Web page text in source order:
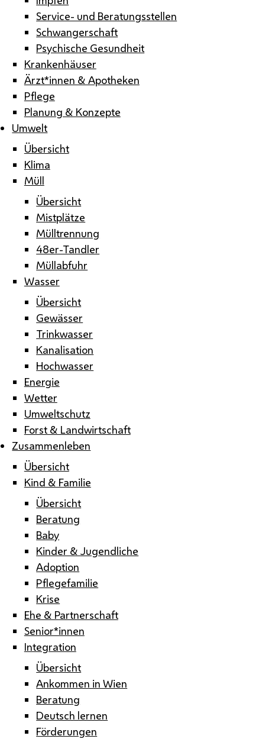
Service- und Beratungsstellen
Schwangerschaft
Psychische Gesundheit
Krankenhäuser
Ärzt*innen & Apotheken
Pflege
Planung & Konzepte
Umwelt
Übersicht
Klima
Müll
Übersicht
Mistplätze
Mülltrennung
48er-Tandler
Müllabfuhr
Wasser
Übersicht
Gewässer
Trinkwasser
Kanalisation
Hochwasser
Energie
Wetter
Umweltschutz
Forst & Landwirtschaft
Zusammenleben
Übersicht
Kind & Familie
Übersicht
Beratung
Baby
Kinder & Jugendliche
Adoption
Pflegefamilie
Krise
Ehe & Partnerschaft
Senior*innen
Integration
Übersicht
Ankommen in Wien
Beratung
Deutsch lernen
Förderungen